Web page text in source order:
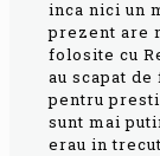
inca nici un
prezent are
folosite cu
au scapat
pentru
sunt mai
erau in